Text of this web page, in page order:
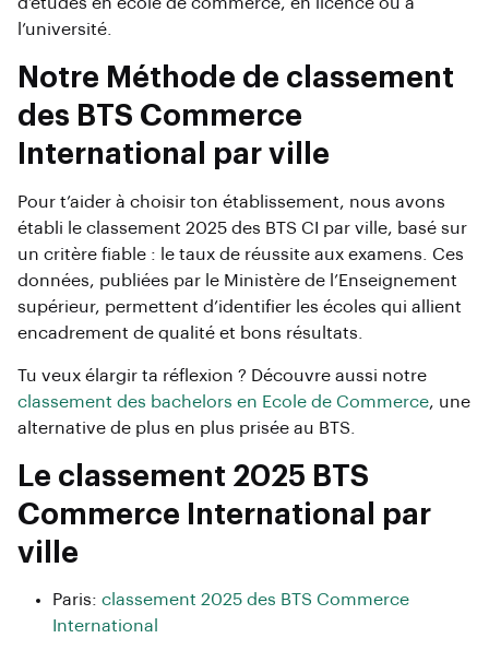
l’université.
Notre Méthode de classement
des BTS Commerce
International par ville
Pour t’aider à choisir ton établissement, nous avons
établi le classement 2025 des BTS CI par ville, basé sur
un critère fiable : le taux de réussite aux examens. Ces
données, publiées par le Ministère de l’Enseignement
supérieur, permettent d’identifier les écoles qui allient
encadrement de qualité et bons résultats.
Tu veux élargir ta réflexion ? Découvre aussi notre
classement des bachelors en Ecole de Commerce, une
alternative de plus en plus prisée au BTS.
Le classement 2025 BTS
Commerce International par
ville
Paris: classement 2025 des BTS Commerce
International